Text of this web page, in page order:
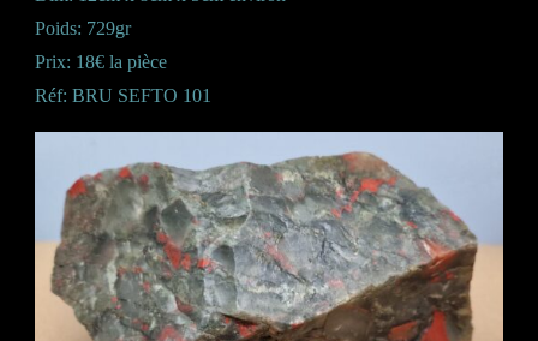
Poids: 729gr
Prix: 18€ la pièce
Réf: BRU SEFTO 101